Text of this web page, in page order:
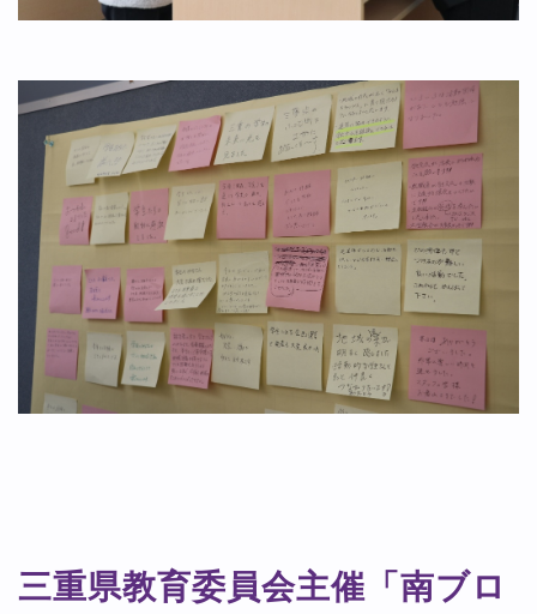
三重県教育委員会主催「南ブロ